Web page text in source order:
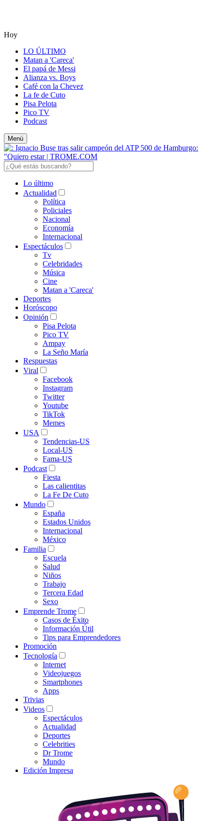
Hoy
LO ÚLTIMO
Matan a 'Careca'
El papá de Messi
Alianza vs. Boys
Café con la Chevez
La fe de Cuto
Pisa Pelota
Pico TV
Podcast
Menú
Lo último
Actualidad
Política
Policiales
Nacional
Economía
Internacional
Espectáculos
Tv
Celebridades
Música
Cine
Matan a 'Careca'
Deportes
Horóscopo
Opinión
Pisa Pelota
Pico TV
Ampay
La Seño María
Respuestas
Viral
Facebook
Instagram
Twitter
Youtube
TikTok
Memes
USA
Tendencias-US
Local-US
Fama-US
Podcast
Fiesta
Las calientitas
La Fe De Cuto
Mundo
España
Estados Unidos
Internacional
México
Familia
Escuela
Salud
Niños
Trabajo
Tercera Edad
Sexo
Emprende Trome
Casos de Éxito
Información Útil
Tips para Emprendedores
Promoción
Tecnología
Internet
Videojuegos
Smartphones
Apps
Trivias
Videos
Espectáculos
Actualidad
Deportes
Celebrities
Dr Trome
Mundo
Edición Impresa